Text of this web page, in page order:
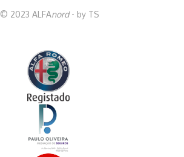
© 2023 ALFAnord- by TS